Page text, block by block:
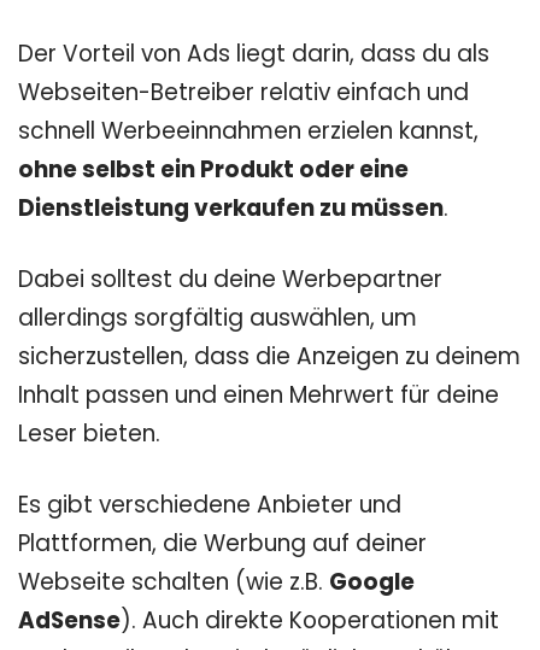
Der Vorteil von Ads liegt darin, dass du als
Webseiten-Betreiber relativ einfach und
schnell Werbeeinnahmen erzielen kannst,
ohne selbst ein Produkt oder eine
Dienstleistung verkaufen zu müssen.
Dabei solltest du deine Werbepartner
allerdings sorgfältig auswählen, um
sicherzustellen, dass die Anzeigen zu deinem
Inhalt passen und einen Mehrwert für deine
Leser bieten.
Es gibt verschiedene Anbieter und
Plattformen, die Werbung auf deiner
Webseite schalten (wie z.B. Google
AdSense). Auch direkte Kooperationen mit